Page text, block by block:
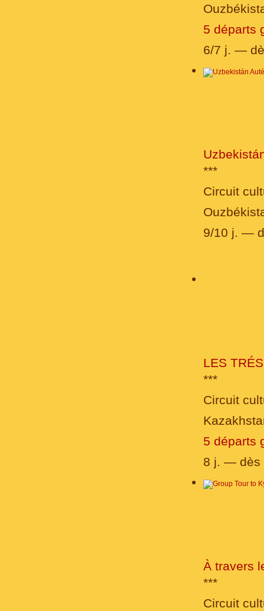
5 départs
6/7 j. —
***
Circuit
9/10 j. —
LES
***
Circuit
5 départs
8 j. — dès
À travers
***
Circuit